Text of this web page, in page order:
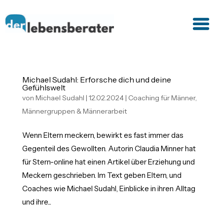
Michael Sudahl: Erforsche dich und deine
Gefühlswelt
von Michael Sudahl | 12.02.2024| Coaching für Männer,
Männergruppen & Männerarbeit
Wenn Eltern meckern, bewirkt es fast immer das
Gegenteil des Gewollten. Autorin Claudia Minner hat
für Stern-online hat einen Artikel über Erziehung und
Meckern geschrieben. Im Text geben Eltern, und
Coaches wie Michael Sudahl, Einblicke in ihren Alltag
und ihre...